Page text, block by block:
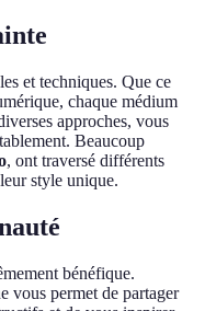
et techniques. Que ce
chaque médium
approches, vous
Beaucoup
, ont traversé différents
style unique.
bénéfique.
vous permet de partager